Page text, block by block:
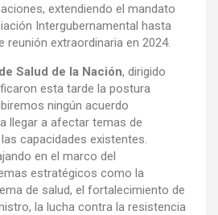
extendiendo el mandato
Intergubernamental hasta
reunión extraordinaria en 2024.
Salud de la Nación, dirigido
esta tarde la postura
ningún acuerdo
llegar a afectar temas de
capacidades existentes.
en el marco del
estratégicos como la
de salud, el fortalecimiento de
la lucha contra la resistencia